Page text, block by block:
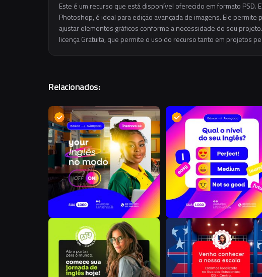
Este é um recurso que está disponível oferecido em formato PSD.
Photoshop, é ideal para edição avançada de imagens. Ele
ajustar elementos gráficos conforme a necessidade do seu
licença Gratuita, que permite o uso do recurso tanto em projetos
Relacionados:
D D
J